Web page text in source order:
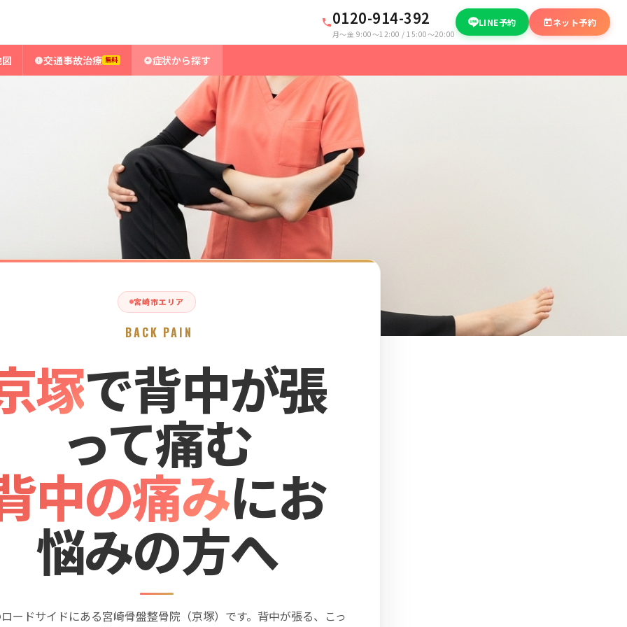
0120-914-392
月〜金 9:00〜12:00 / 15:00〜20:00
LINE予約 ネット予約
交通事故治療 無料 症状から探す
宮崎市エリア
BACK PAIN
塚で背中が張
って痛む
中の痛みにお
悩みの方へ
ードサイドにある宮崎骨盤整骨院（京塚）です。背中が張る、こっ